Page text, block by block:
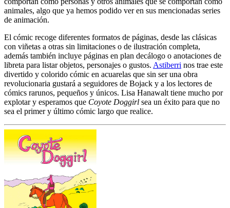
animales, algo que ya hemos podido ver en sus mencionadas series
de animación.
El cómic recoge diferentes formatos de páginas, desde las clásicas
con viñetas a otras sin limitaciones o de ilustración completa,
además también incluye páginas en plan decálogo o anotaciones de
libreta para listar objetos, personajes o gustos. Astiberri nos trae este
divertido y colorido cómic en acuarelas que sin ser una obra
revolucionaria gustará a seguidores de Bojack y a los lectores de
cómics rarunos, pequeños y únicos. Lisa Hanawalt tiene mucho por
explotar y esperamos que Coyote Doggirl sea un éxito para que no
sea el primer y último cómic largo que realice.